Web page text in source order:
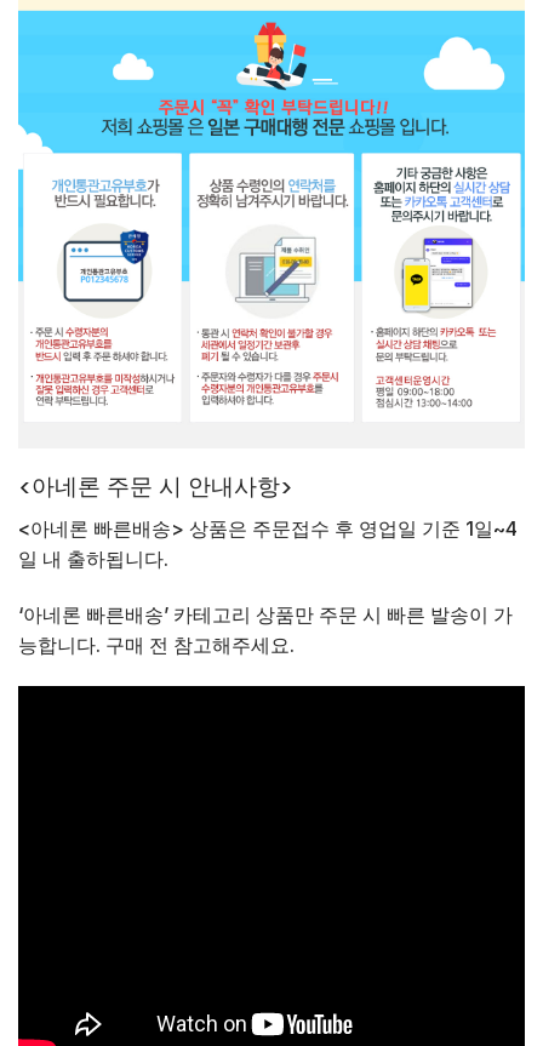
<아네론 주문 시 안내사항>
<아네론 빠른배송> 상품은 주문접수 후 영업일 기준 1일~4
일 내 출하됩니다.
‘아네론 빠른배송’ 카테고리 상품만 주문 시 빠른 발송이 가
능합니다. 구매 전 참고해주세요.